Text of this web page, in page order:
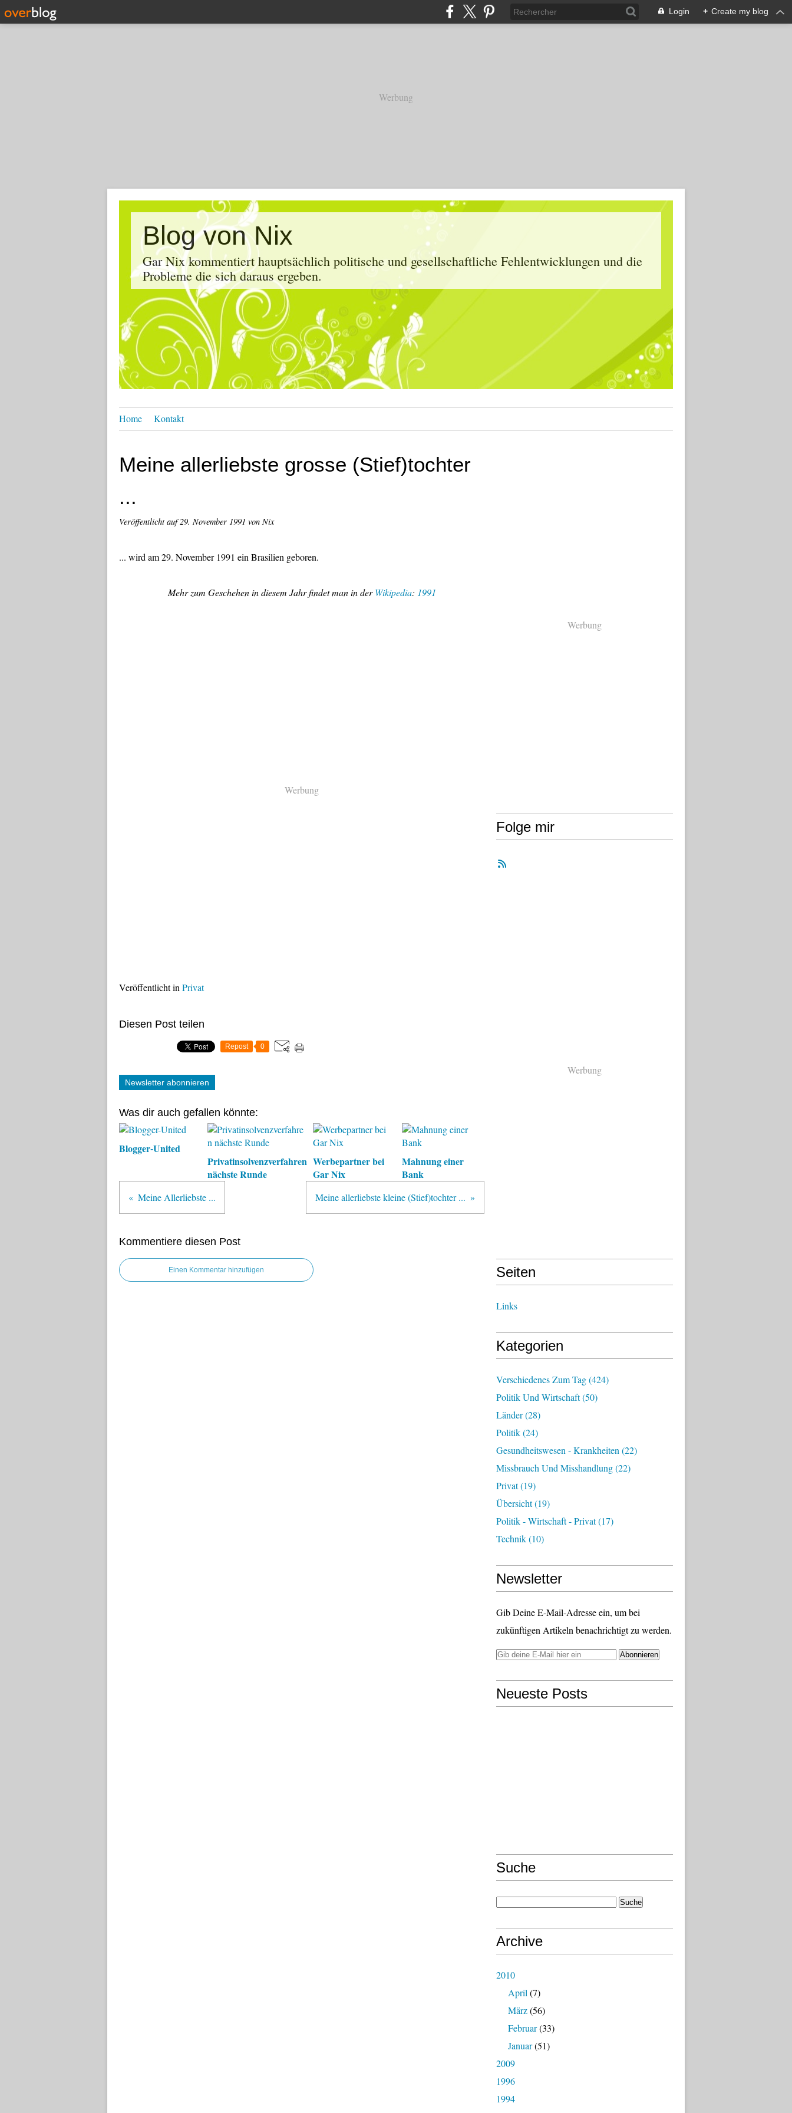
Login + Create my blog
Werbung
Blog von Nix
Gar Nix kommentiert hauptsächlich politische und gesellschaftliche Fehlentwicklungen und die
Probleme die sich daraus ergeben.
Home Kontakt
Meine allerliebste grosse (Stief)tochter
...
Veröffentlicht auf29. November 1991 von Nix
... wird am 29. November 1991 ein Brasilien geboren.
Mehr zum Geschehen in diesem Jahr findet man in derWikipedia: 1991
Werbung
Veröffentlicht in Privat
Diesen Post teilen
Repost 0
Newsletter abonnieren
Was dir auch gefallen könnte:
Blogger-United
Privatinsolvenzverfahren
nächste Runde
Werbepartner bei
Gar Nix
Mahnung einer
Bank
Meine Allerliebste ... Meine allerliebste kleine (Stief)tochter ...
Kommentiere diesen Post
Einen Kommentar hinzufügen
Werbung
Folge mir
Werbung
Seiten
Links
Kategorien
Verschiedenes Zum Tag(424)
Politik Und Wirtschaft(50)
Länder(28)
Politik(24)
Gesundheitswesen - Krankheiten (22)
Missbrauch Und Misshandlung(22)
Privat(19)
Übersicht(19)
Politik - Wirtschaft - Privat(17)
Technik(10)
Newsletter
Gib Deine E-Mail-Adresse ein, um bei
zukünftigen Artikeln benachrichtigt zu werden.
Neueste Posts
Suche
Archive
2010
April (7)
März(56)
Februar(33)
Januar(51)
2009
1996
1994